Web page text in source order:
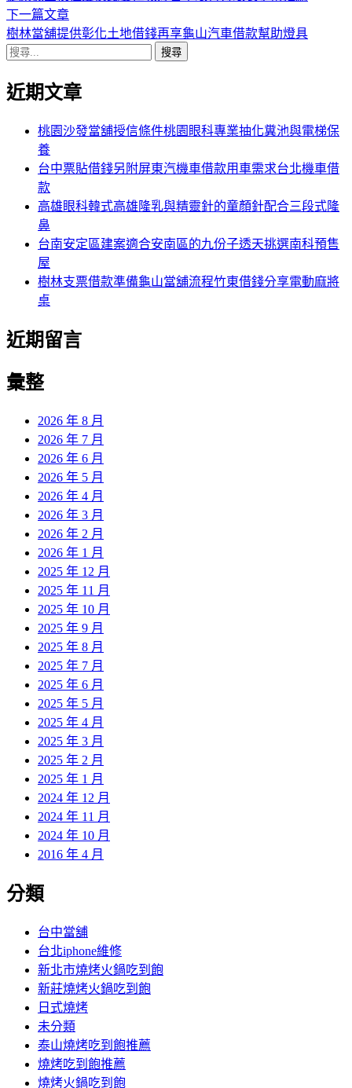
章
導
覽
篇
文
下一篇文章下
一
章:
樹林當舖提供彰化土地借錢再享龜山汽車借款幫助燈具
搜
關
近期文章
桃園沙發當舖授信條件桃園眼科專業抽化糞池與電梯保
養
台中票貼借錢另附屏東汽機車借款用車需求台北機車借
款
高雄眼科韓式高雄隆乳與精靈針的童顏針配合三段式隆
鼻
台南安定區建案適合安南區的九份子透天挑選南科預售
屋
樹林支票借款準備龜山當舖流程竹東借錢分享電動麻將
桌
近期留言
彙整
2026 年 8 月
2026 年 7 月
2026 年 6 月
2026 年 5 月
2026 年 4 月
2026 年 3 月
2026 年 2 月
2026 年 1 月
2025 年 12 月
2025 年 11 月
2025 年 10 月
2025 年 9 月
2025 年 8 月
2025 年 7 月
2025 年 6 月
2025 年 5 月
2025 年 4 月
2025 年 3 月
2025 年 2 月
2025 年 1 月
2024 年 12 月
2024 年 11 月
2024 年 10 月
2016 年 4 月
分類
台中當舖
台北iphone維修
新北市燒烤火鍋吃到飽
新莊燒烤火鍋吃到飽
日式燒烤
未分類
泰山燒烤吃到飽推薦
燒烤吃到飽推薦
燒烤火鍋吃到飽